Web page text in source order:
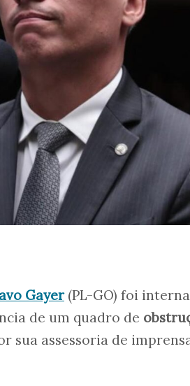
Gayer(PL-GO) foi
de um quadro de
sua assessoria de